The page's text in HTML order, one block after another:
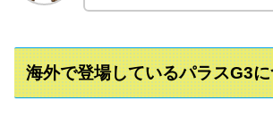
海外で登場しているパラスG3